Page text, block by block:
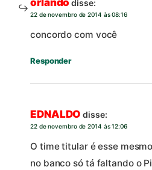
orlando disse:
22 de novembro de 2014 às 08:16
concordo com você
Responder
EDNALDO disse:
22 de novembro de 2014 às 12:06
O time titular é esse
no banco só tá faltando o